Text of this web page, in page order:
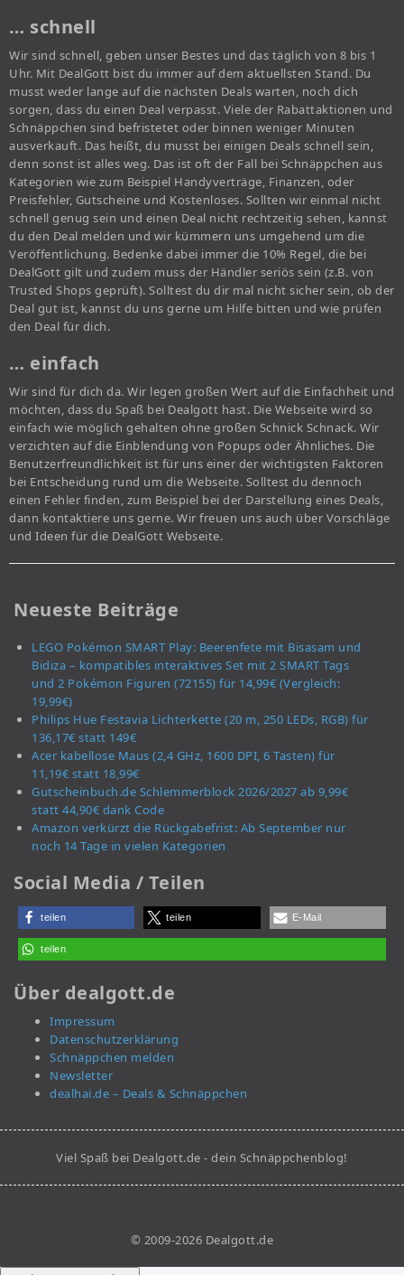
… schnell
Wir sind schnell, geben unser Bestes und das täglich von 8 bis 1
Uhr. Mit DealGott bist du immer auf dem aktuellsten Stand. Du
musst weder lange auf die nächsten Deals warten, noch dich
sorgen, dass du einen Deal verpasst. Viele der Rabattaktionen und
Schnäppchen sind befristetet oder binnen weniger Minuten
ausverkauft. Das heißt, du musst bei einigen Deals schnell sein,
denn sonst ist alles weg. Das ist oft der Fall bei Schnäppchen aus
Kategorien wie zum Beispiel Handyverträge, Finanzen, oder
Preisfehler, Gutscheine und Kostenloses. Sollten wir einmal nicht
schnell genug sein und einen Deal nicht rechtzeitig sehen, kannst
du den Deal melden und wir kümmern uns umgehend um die
Veröffentlichung. Bedenke dabei immer die 10% Regel, die bei
DealGott gilt und zudem muss der Händler seriös sein (z.B. von
Trusted Shops geprüft). Solltest du dir mal nicht sicher sein, ob der
Deal gut ist, kannst du uns gerne um Hilfe bitten und wie prüfen
den Deal für dich.
… einfach
Wir sind für dich da. Wir legen großen Wert auf die Einfachheit und
möchten, dass du Spaß bei Dealgott hast. Die Webseite wird so
einfach wie möglich gehalten ohne großen Schnick Schnack. Wir
verzichten auf die Einblendung von Popups oder Ähnliches. Die
Benutzerfreundlichkeit ist für uns einer der wichtigsten Faktoren
bei Entscheidung rund um die Webseite. Solltest du dennoch
einen Fehler finden, zum Beispiel bei der Darstellung eines Deals,
dann kontaktiere uns gerne. Wir freuen uns auch über Vorschläge
und Ideen für die DealGott Webseite.
Neueste Beiträge
LEGO Pokémon SMART Play: Beerenfete mit Bisasam und
Bidiza – kompatibles interaktives Set mit 2 SMART Tags
und 2 Pokémon Figuren (72155) für 14,99€ (Vergleich:
19,99€)
Philips Hue Festavia Lichterkette (20 m, 250 LEDs, RGB) für
136,17€ statt 149€
Acer kabellose Maus (2,4 GHz, 1600 DPI, 6 Tasten) für
11,19€ statt 18,99€
Gutscheinbuch.de Schlemmerblock 2026/2027 ab 9,99€
statt 44,90€ dank Code
Amazon verkürzt die Rückgabefrist: Ab September nur
noch 14 Tage in vielen Kategorien
Social Media / Teilen
teilen teilen E-Mail
teilen
Über dealgott.de
Impressum
Datenschutzerklärung
Schnäppchen melden
Newsletter
dealhai.de – Deals & Schnäppchen
Viel Spaß bei Dealgott.de - dein Schnäppchenblog!
© 2009-2026 Dealgott.de